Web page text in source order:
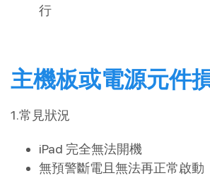
行
主機板或電源元件
1.常見狀況
iPad 完全無法開機
無預警斷電且無法再正常啟動